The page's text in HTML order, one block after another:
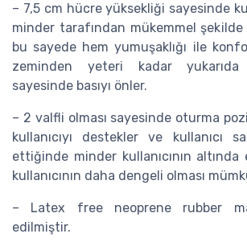
– 7,5 cm hücre yüksekliği sayesinde
minder tarafından mükemmel
bu sayede hem yumuşaklığı ile
zeminden yeteri kadar yukarıda
sayesinde basıyı önler.
– 2 valfli olması sayesinde oturma
kullanıcıyı destekler ve kullanıcı
ettiğinde minder kullanıcının
kullanıcının daha dengeli olması
– Latex free neoprene rubber
edilmiştir.